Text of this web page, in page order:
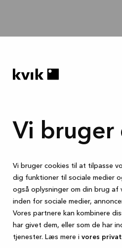
Vi bruger
Vi bruger cookies til at tilpasse
dig funktioner til sociale medier
også oplysninger om din brug af
inden for sociale medier,
Vores partnere kan kombinere
har givet dem, eller som de har
tjenester. Læs mere i vores